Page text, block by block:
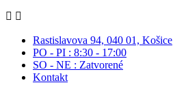
 
Rastislavova 94, 040 01, Košice
PO - PI : 8:30 - 17:00
SO - NE : Zatvorené
Kontakt